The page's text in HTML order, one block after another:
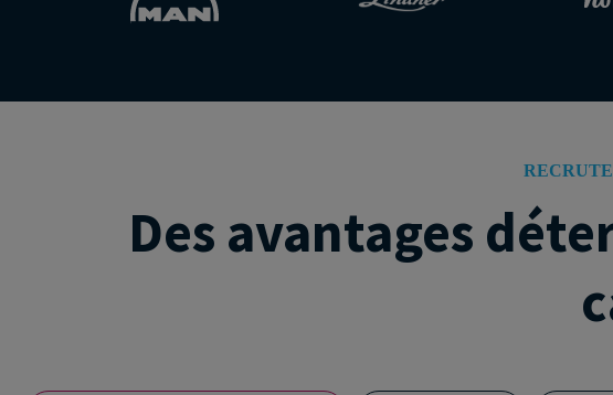
Des avantages